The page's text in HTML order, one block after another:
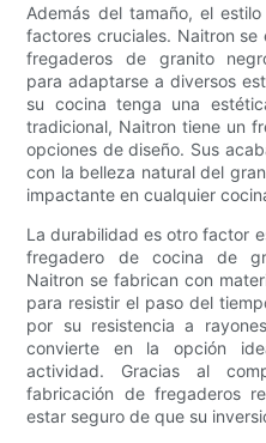
Además del tamaño, el
factores cruciales. Naitron
fregaderos de granito
para adaptarse a diversos
su cocina tenga una
tradicional, Naitron tiene un
opciones de diseño. Sus
con la belleza natural del
impactante en cualquier
La durabilidad es otro factor
fregadero de cocina de
Naitron se fabrican con
para resistir el paso del
por su resistencia a
convierte en la opción
actividad. Gracias al
fabricación de fregaderos
estar seguro de que su